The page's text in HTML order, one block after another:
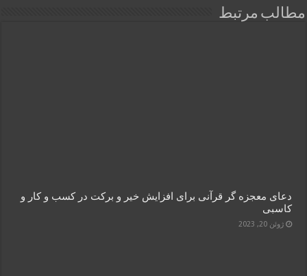
مطالب مرتبط
دعای معجزه گر قرآنی برای افزایش خیر و برکت در کسب و کار و
کاسبی
ژوئن 20, 2023